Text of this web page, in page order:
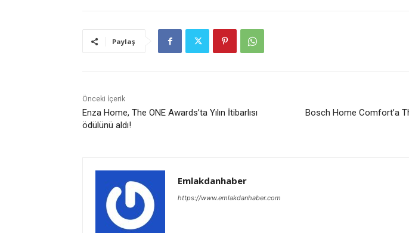
Paylaş
Önceki İçerik
Enza Home, The ONE Awards’ta Yılın İtibarlısı
ödülünü aldı!
Bosch Home Comfort’a
Emlakdanhaber
https://www.emlakdanhaber.com